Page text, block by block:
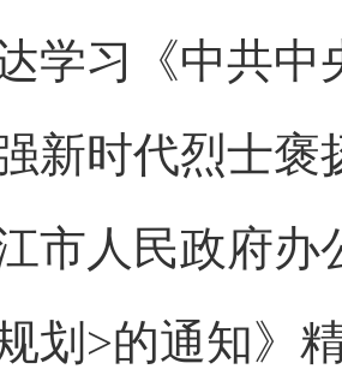
学习《中共中
新时代烈士
市人民政府办
划>的通知》